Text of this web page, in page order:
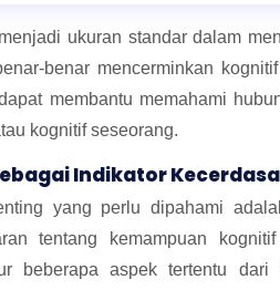
ukuran standar dalam
benar mencerminkan
membantu memahami
kognitif seseorang.
Indikator
yang perlu dipahami
tentang kemampuan
beberapa aspek tertentu dari